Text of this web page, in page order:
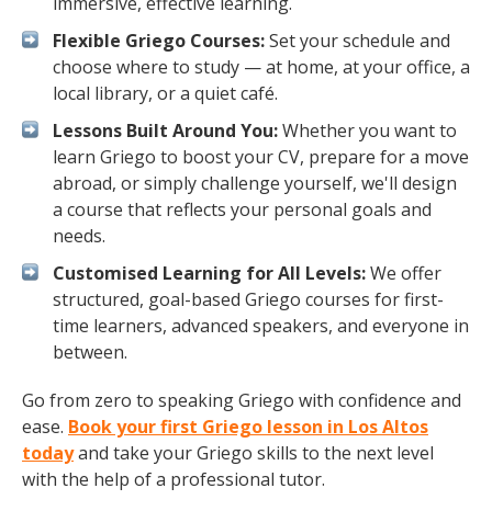
Flexible Griego Courses:Set your schedule and
choose where to study — at home, at your office, a
local library, or a quiet café.
Lessons Built Around You:Whether you want to
learn Griego to boost your CV, prepare for a move
abroad, or simply challenge yourself, we'll design
a course that reflects your personal goals and
needs.
Customised Learning for All Levels:We offer
structured, goal-based Griego courses for first-
time learners, advanced speakers, and everyone in
between.
Go from zero to speaking Griego with confidence and
ease. Book your first Griego lesson in Los Altos
todayand take your Griego skills to the next level
with the help of a professional tutor.